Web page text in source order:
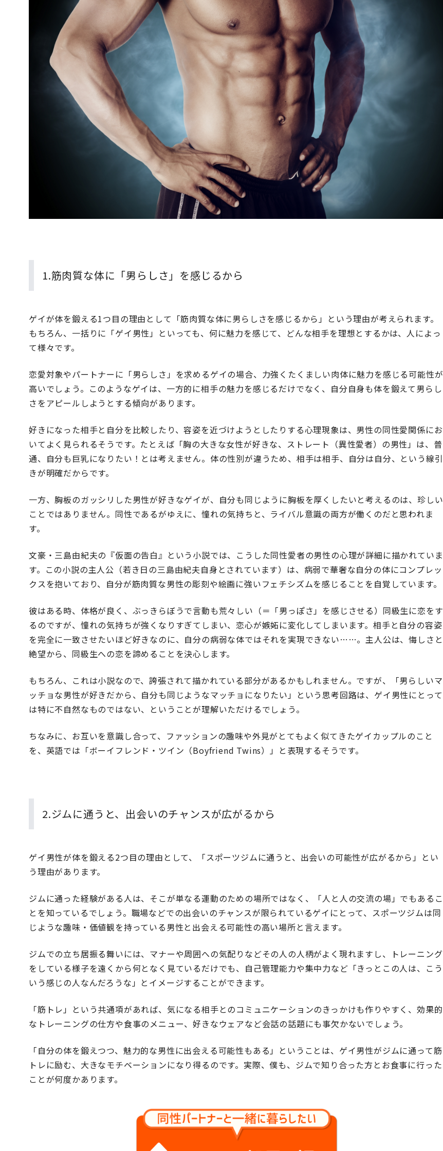
1.筋肉質な体に「男らしさ」を感じるから
ゲイが体を鍛える1つ目の理由として「筋肉質な体に男らしさを感じるから」という理由が考えられます。
もちろん、一括りに「ゲイ男性」といっても、何に魅力を感じて、どんな相手を理想とするかは、人によっ
て様々です。
恋愛対象やパートナーに「男らしさ」を求めるゲイの場合、力強くたくましい肉体に魅力を感じる可能性が
高いでしょう。このようなゲイは、一方的に相手の魅力を感じるだけでなく、自分自身も体を鍛えて男らし
さをアピールしようとする傾向があります。
好きになった相手と自分を比較したり、容姿を近づけようとしたりする心理現象は、男性の同性愛関係にお
いてよく見られるそうです。たとえば「胸の大きな女性が好きな、ストレート（異性愛者）の男性」は、普
通、自分も巨乳になりたい！とは考えません。体の性別が違うため、相手は相手、自分は自分、という線引
きが明確だからです。
一方、胸板のガッシリした男性が好きなゲイが、自分も同じように胸板を厚くしたいと考えるのは、珍しい
ことではありません。同性であるがゆえに、憧れの気持ちと、ライバル意識の両方が働くのだと思われま
す。
文豪・三島由紀夫の『仮面の告白』という小説では、こうした同性愛者の男性の心理が詳細に描かれていま
す。この小説の主人公（若き日の三島由紀夫自身とされています）は、病弱で華奢な自分の体にコンプレッ
クスを抱いており、自分が筋肉質な男性の彫刻や絵画に強いフェチシズムを感じることを自覚しています。
彼はある時、体格が良く、ぶっきらぼうで言動も荒々しい（＝「男っぽさ」を感じさせる）同級生に恋をす
るのですが、憧れの気持ちが強くなりすぎてしまい、恋心が嫉妬に変化してしまいます。相手と自分の容姿
を完全に一致させたいほど好きなのに、自分の病弱な体ではそれを実現できない……。主人公は、悔しさと
絶望から、同級生への恋を諦めることを決心します。
もちろん、これは小説なので、誇張されて描かれている部分があるかもしれません。ですが、「男らしいマ
ッチョな男性が好きだから、自分も同じようなマッチョになりたい」という思考回路は、ゲイ男性にとって
は特に不自然なものではない、ということが理解いただけるでしょう。
ちなみに、お互いを意識し合って、ファッションの趣味や外見がとてもよく似てきたゲイカップルのこと
を、英語では「ボーイフレンド・ツイン（Boyfriend Twins）」と表現するそうです。
2.ジムに通うと、出会いのチャンスが広がるから
ゲイ男性が体を鍛える2つ目の理由として、「スポーツジムに通うと、出会いの可能性が広がるから」とい
う理由があります。
ジムに通った経験がある人は、そこが単なる運動のための場所ではなく、「人と人の交流の場」でもあるこ
とを知っているでしょう。職場などでの出会いのチャンスが限られているゲイにとって、スポーツジムは同
じような趣味・価値観を持っている男性と出会える可能性の高い場所と言えます。
ジムでの立ち居振る舞いには、マナーや周囲への気配りなどその人の人柄がよく現れますし、トレーニング
をしている様子を遠くから何となく見ているだけでも、自己管理能力や集中力など「きっとこの人は、こう
いう感じの人なんだろうな」とイメージすることができます。
「筋トレ」という共通項があれば、気になる相手とのコミュニケーションのきっかけも作りやすく、効果的
なトレーニングの仕方や食事のメニュー、好きなウェアなど会話の話題にも事欠かないでしょう。
「自分の体を鍛えつつ、魅力的な男性に出会える可能性もある」ということは、ゲイ男性がジムに通って筋
トレに励む、大きなモチベーションになり得るのです。実際、僕も、ジムで知り合った方とお食事に行った
ことが何度かあります。